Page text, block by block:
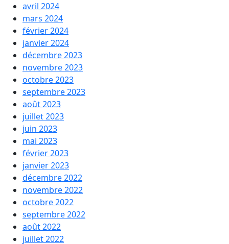
avril 2024
mars 2024
février 2024
janvier 2024
décembre 2023
novembre 2023
octobre 2023
septembre 2023
août 2023
juillet 2023
juin 2023
mai 2023
février 2023
janvier 2023
décembre 2022
novembre 2022
octobre 2022
septembre 2022
août 2022
juillet 2022